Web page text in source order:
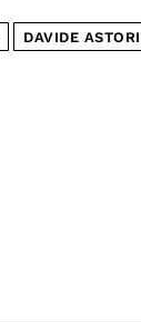
DAVIDE ASTORI